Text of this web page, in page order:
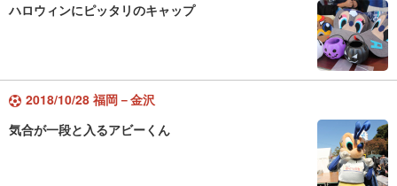
ハロウィンにピッタリのキャップ
2018/10/28 福岡－金沢
気合が一段と入るアビーくん